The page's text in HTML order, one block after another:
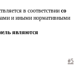
в соответствии со
и иными нормативными
являются
#5